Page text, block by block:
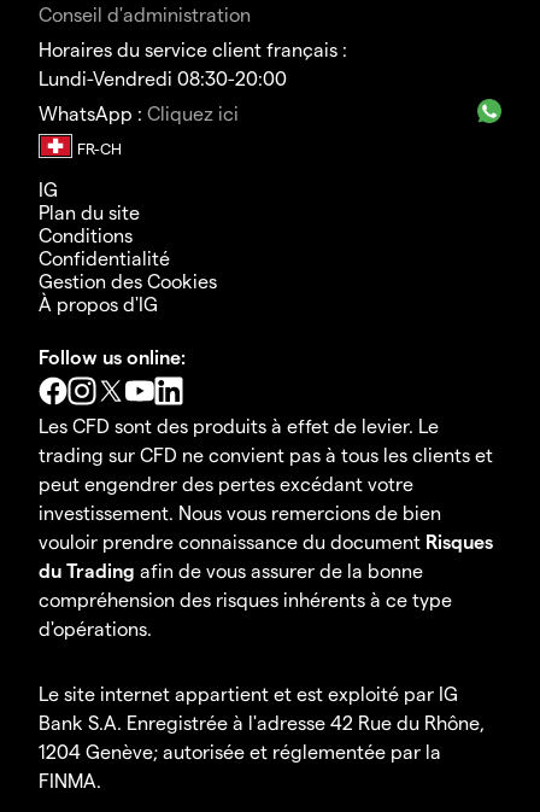
Conseil d'administration
Horaires du service client français :
Lundi-Vendredi 08:30-20:00
WhatsApp : Cliquez ici
IG
Plan du site
Conditions
Confidentialité
Gestion des Cookies
À propos d'IG
Follow us online:
Les CFD sont des produits à effet de levier. Le
trading sur CFD ne convient pas à tous les clients et
peut engendrer des pertes excédant votre
investissement. Nous vous remercions de bien
vouloir prendre connaissance du document Risques
du Trading afin de vous assurer de la bonne
compréhension des risques inhérents à ce type
d'opérations.
Le site internet appartient et est exploité par IG
Bank S.A. Enregistrée à l'adresse 42 Rue du Rhône,
1204 Genève; autorisée et réglementée par la
FINMA.